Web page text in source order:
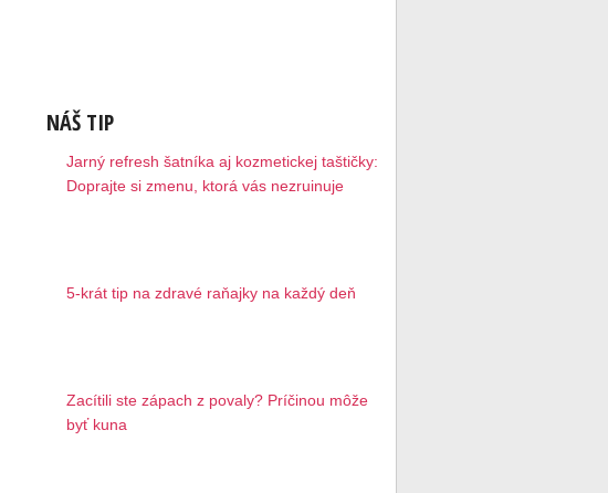
NÁŠ TIP
Jarný refresh šatníka aj kozmetickej taštičky:
Doprajte si zmenu, ktorá vás nezruinuje
5-krát tip na zdravé raňajky na každý deň
Zacítili ste zápach z povaly? Príčinou môže
byť kuna